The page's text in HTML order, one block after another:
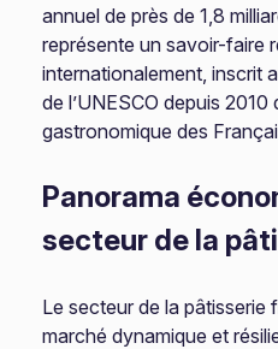
annuel de près de 1,8
représente un savoir-faire
internationalement, inscrit
de l’UNESCO depuis
gastronomique des
Panorama
secteur de la
Le secteur de la pâtisserie
marché dynamique et